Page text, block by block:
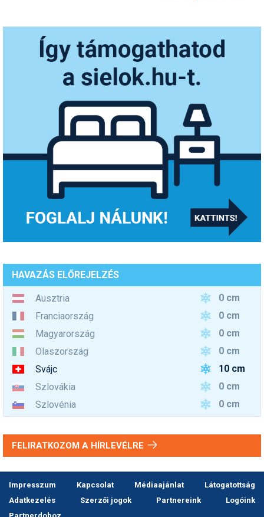
HAVAZÁS ELŐREJELZÉS
Ausztria
0 cm
Franciaország
0 cm
Magyarország
0 cm
Olaszország
0 cm
Svájc
10 cm
Szlovákia
0 cm
Szlovénia
0 cm
FELIRATKOZOM A HÍRLEVÉLRE
Impresszum Kapcsolat Médiaajánlat
Látogatottság
Adatkezelés
Szerzői jogok Partnereink
Logóink